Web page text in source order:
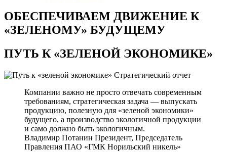
ОБЕСПЕЧИВАЕМ ДВИЖЕНИЕ К
«ЗЕЛЕНОМУ» БУДУЩЕМУ
ПУТЬ К«ЗЕЛЕНОЙ ЭКОНОМИКЕ»
Стратегический отчет
Компании важно не просто отвечать современным
требованиям, стратегическая задача — выпускать
продукцию, полезную для «зеленой экономики»
будущего, а производство экологичной продукции
и само должно быть экологичным.
Владимир Потанин Президент, Председатель
Правления ПАО «ГМК Норильский никель»